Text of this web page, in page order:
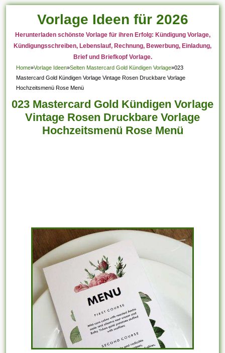
Vorlage Ideen für 2026
Herunterladen schönste Vorlage für ihren Erfolg: Kündigung Vorlage,
Kündigungsschreiben, Lebenslauf, Rechnung, Bewerbung, Einladung,
Brief und Briefkopf Vorlage.
Home»Vorlage Ideen»Selten Mastercard Gold Kündigen Vorlage»023
Mastercard Gold Kündigen Vorlage Vintage Rosen Druckbare Vorlage
Hochzeitsmenü Rose Menü
023 Mastercard Gold Kündigen Vorlage
Vintage Rosen Druckbare Vorlage
Hochzeitsmenü Rose Menü